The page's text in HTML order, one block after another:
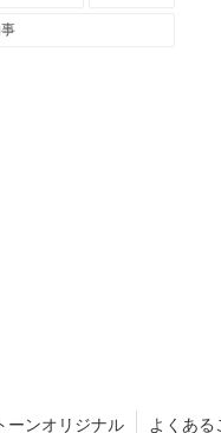
ーンオリジナル よくある